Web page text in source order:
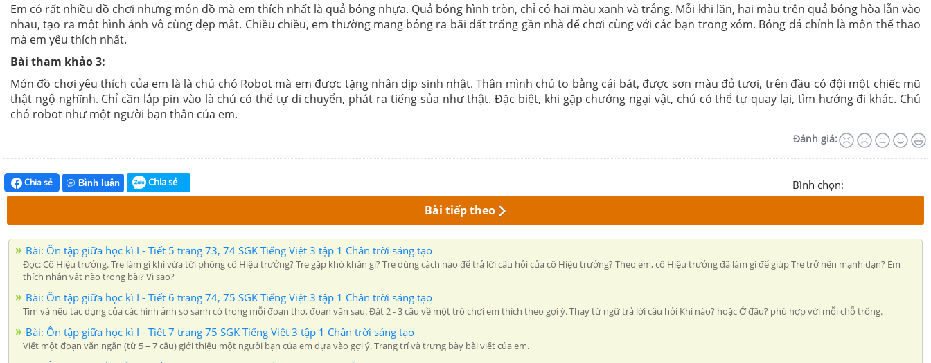
Em có rất nhiều đồ chơi nhưng món đồ mà em thích nhất là quả bóng nhựa. Quả bóng hình tròn, chỉ có hai màu xanh và trắng. Mỗi khi lăn, hai màu trên quả bóng hòa lẫn vào
nhau, tạo ra một hình ảnh vô cùng đẹp mắt. Chiều chiều, em thường mang bóng ra bãi đất trống gần nhà để chơi cùng với các bạn trong xóm. Bóng đá chính là môn thể thao
mà em yêu thích nhất.
Bài tham khảo 3:
Món đồ chơi yêu thích của em là là chú chó Robot mà em được tặng nhân dịp sinh nhật. Thân mình chú to bằng cái bát, được sơn màu đỏ tươi, trên đầu có đội một chiếc mũ
thật ngộ nghĩnh. Chỉ cần lắp pin vào là chú có thể tự di chuyển, phát ra tiếng sủa như thật. Đặc biệt, khi gặp chướng ngại vật, chú có thể tự quay lại, tìm hướng đi khác. Chú
chó robot như một người bạn thân của em.
Đánh giá:
Chia sẻ Bình luận Chia sẻ Bình chọn:
Bài tiếp theo
Bài: Ôn tập giữa học kì I - Tiết 5 trang 73, 74 SGK Tiếng Việt 3 tập 1 Chân trời sáng tạo
Đọc: Cô Hiệu trưởng. Tre làm gì khi vừa tới phòng cô Hiệu trưởng? Tre gặp khó khăn gì? Tre dùng cách nào để trả lời câu hỏi của cô Hiệu trưởng? Theo em, cô Hiệu trưởng đã làm gì để giúp Tre trở nên mạnh dạn? Em
thích nhân vật nào trong bài? Vì sao?
Bài: Ôn tập giữa học kì I - Tiết 6 trang 74, 75 SGK Tiếng Việt 3 tập 1 Chân trời sáng tạo
Tìm và nêu tác dụng của các hình ảnh so sánh có trong mỗi đoạn thơ, đoạn văn sau. Đặt 2 - 3 câu về một trò chơi em thích theo gợi ý. Thay từ ngữ trả lời câu hỏi Khi nào? hoặc Ở đâu? phù hợp với mỗi chỗ trống.
Bài: Ôn tập giữa học kì I - Tiết 7 trang 75 SGK Tiếng Việt 3 tập 1 Chân trời sáng tạo
Viết một đoạn văn ngắn (từ 5 – 7 câu) giới thiệu một người bạn của em dựa vào gợi ý. Trang trí và trưng bày bài viết của em.